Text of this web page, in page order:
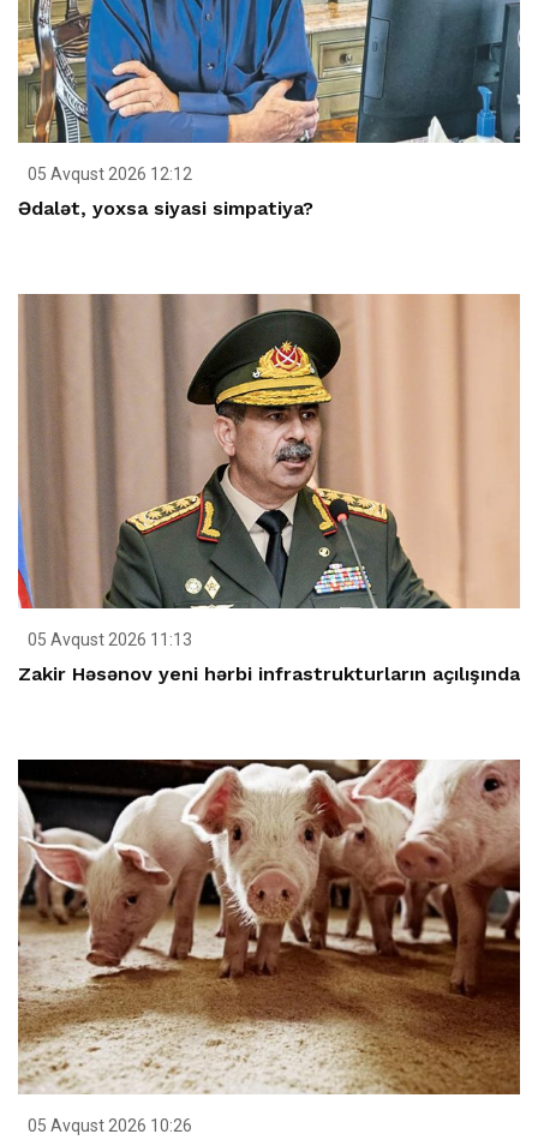
05 Avqust 2026 12:12
Ədalət, yoxsa siyasi simpatiya?
05 Avqust 2026 11:13
Zakir Həsənov yeni hərbi infrastrukturların açılışında
05 Avqust 2026 10:26